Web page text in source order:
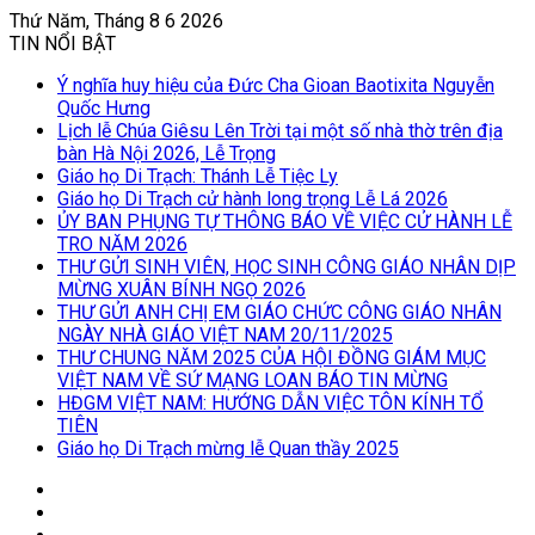
Thứ Năm, Tháng 8 6 2026
TIN NỔI BẬT
Ý nghĩa huy hiệu của Đức Cha Gioan Baotixita Nguyễn
Quốc Hưng
Lịch lễ Chúa Giêsu Lên Trời tại một số nhà thờ trên địa
bàn Hà Nội 2026, Lễ Trọng
Giáo họ Di Trạch: Thánh Lễ Tiệc Ly
Giáo họ Di Trạch cử hành long trọng Lễ Lá 2026
ỦY BAN PHỤNG TỰ THÔNG BÁO VỀ VIỆC CỬ HÀNH LỄ
TRO NĂM 2026
THƯ GỬI SINH VIÊN, HỌC SINH CÔNG GIÁO NHÂN DỊP
MỪNG XUÂN BÍNH NGỌ 2026
THƯ GỬI ANH CHỊ EM GIÁO CHỨC CÔNG GIÁO NHÂN
NGÀY NHÀ GIÁO VIỆT NAM 20/11/2025
THƯ CHUNG NĂM 2025 CỦA HỘI ĐỒNG GIÁM MỤC
VIỆT NAM VỀ SỨ MẠNG LOAN BÁO TIN MỪNG
HĐGM VIỆT NAM: HƯỚNG DẪN VIỆC TÔN KÍNH TỔ
TIÊN
Giáo họ Di Trạch mừng lễ Quan thầy 2025